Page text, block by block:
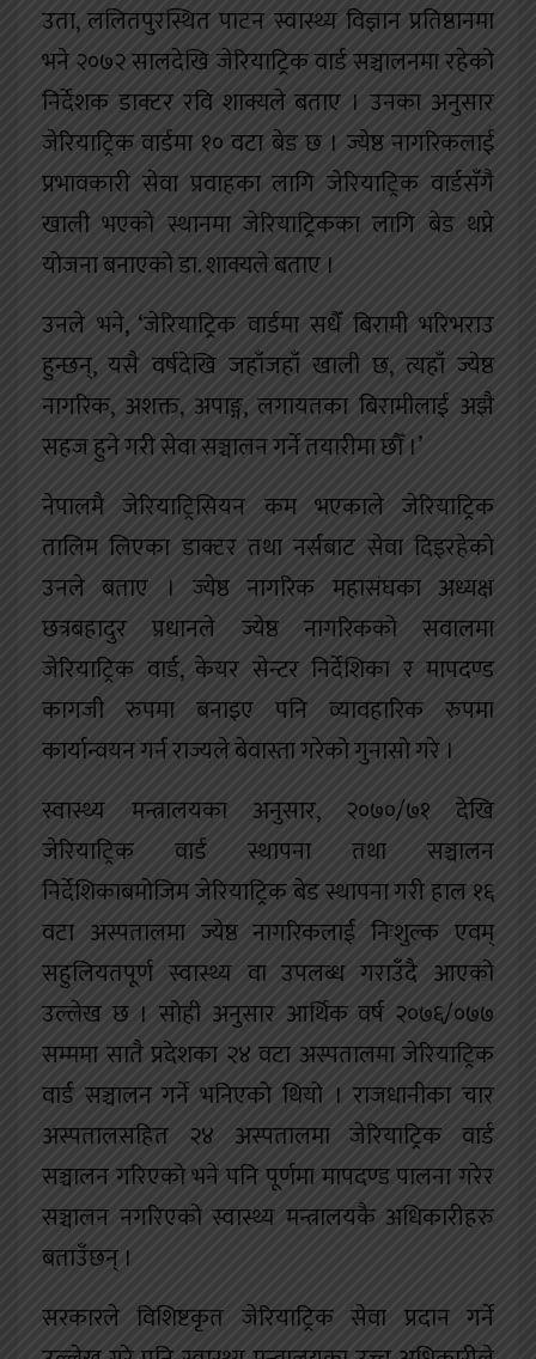
उता, ललितपुरस्थित पाटन स्वास्थ्य विज्ञान प्रतिष्ठानमा
भने २०७२ सालदेखि जेरियाट्रिक वार्ड सञ्चालनमा रहेको
निर्देशक डाक्टर रवि शाक्यले बताए । उनका अनुसार
जेरियाट्रिक वार्डमा १० वटा बेड छ । ज्येष्ठ नागरिकलाई
प्रभावकारी सेवा प्रवाहका लागि जेरियाट्रिक वार्डसँगै
खाली भएको स्थानमा जेरियाट्रिकका लागि बेड थप्ने
योजना बनाएको डा. शाक्यले बताए ।
उनले भने, ‘जेरियाट्रिक वार्डमा सधैँ बिरामी भरिभराउ
हुन्छन्, यसै वर्षदेखि जहाँजहाँ खाली छ, त्यहाँ ज्येष्ठ
नागरिक, अशक्त, अपाङ्ग, लगायतका बिरामीलाई अझै
सहज हुने गरी सेवा सञ्चालन गर्ने तयारीमा छौँ ।’
नेपालमै जेरियाट्रिसियन कम भएकाले जेरियाट्रिक
तालिम लिएका डाक्टर तथा नर्सबाट सेवा दिइरहेको
उनले बताए । ज्येष्ठ नागरिक महासंघका अध्यक्ष
छत्रबहादुर प्रधानले ज्येष्ठ नागरिकको सवालमा
जेरियाट्रिक वार्ड, केयर सेन्टर निर्देशिका र मापदण्ड
कागजी रुपमा बनाइए पनि व्यावहारिक रुपमा
कार्यान्वयन गर्न राज्यले बेवास्ता गरेको गुनासो गरे ।
स्वास्थ्य मन्त्रालयका अनुसार, २०७०/७१ देखि
जेरियाट्रिक वार्ड स्थापना तथा सञ्चालन
निर्देशिकाबमोजिम जेरियाट्रिक बेड स्थापना गरी हाल १६
वटा अस्पतालमा ज्येष्ठ नागरिकलाई निःशुल्क एवम्
सहुलियतपूर्ण स्वास्थ्य वा उपलब्ध गराउँदै आएको
उल्लेख छ । सोही अनुसार आर्थिक वर्ष २०७६/०७७
सम्ममा सातै प्रदेशका २४ वटा अस्पतालमा जेरियाट्रिक
वार्ड सञ्चालन गर्ने भनिएको थियो । राजधानीका चार
अस्पतालसहित २४ अस्पतालमा जेरियाट्रिक वार्ड
सञ्चालन गरिएको भने पनि पूर्णमा मापदण्ड पालना गरेर
सञ्चालन नगरिएको स्वास्थ्य मन्त्रालयकै अधिकारीहरु
बताउँछन् ।
सरकारले विशिष्टकृत जेरियाट्रिक सेवा प्रदान गर्ने